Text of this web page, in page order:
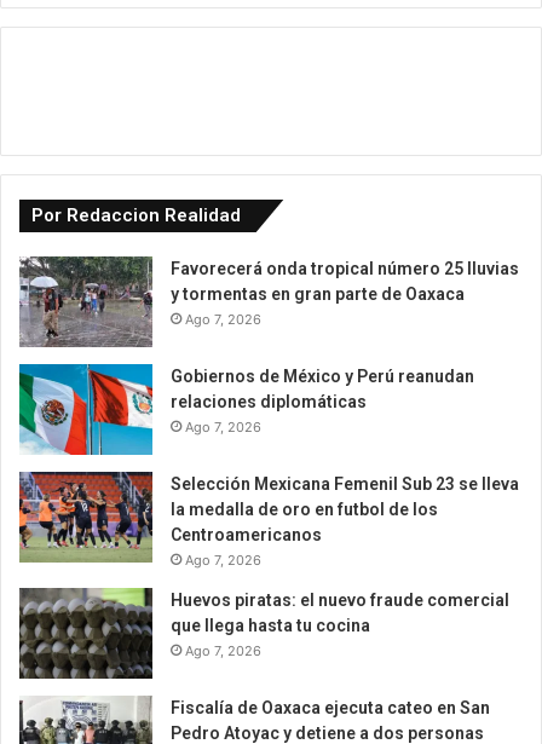
Por Redaccion Realidad
Favorecerá onda tropical número 25 lluvias
y tormentas en gran parte de Oaxaca
Ago 7, 2026
Gobiernos de México y Perú reanudan
relaciones diplomáticas
Ago 7, 2026
Selección Mexicana Femenil Sub 23 se lleva
la medalla de oro en futbol de los
Centroamericanos
Ago 7, 2026
Huevos piratas: el nuevo fraude comercial
que llega hasta tu cocina
Ago 7, 2026
Fiscalía de Oaxaca ejecuta cateo en San
Pedro Atoyac y detiene a dos personas